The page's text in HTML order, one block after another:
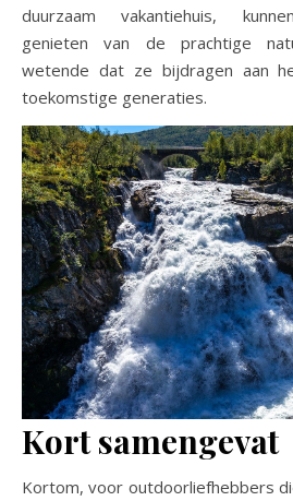
duurzaam vakantiehuis,
genieten van de prachtige
wetende dat ze bijdragen aan
toekomstige generaties.
Kort samengevat
Kortom, voor outdoorliefhebbers